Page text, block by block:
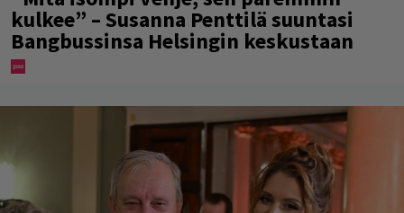
kulkee” – Susanna Penttilä suuntasi
Bangbussinsa Helsingin keskustaan